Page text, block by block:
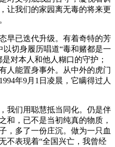
让我们的家园离无毒的将来更
已迭代升级。有着奇特的芳
切身履历唱道“毒和赌都是一
对本人和他人糊口的守护；
人能置身事外。从中外的虎门
年9月1日凌晨，它瞒得过人
们用聪慧抵当同化。仍是伴
和，已不是当初纯真的物质，
，多了一份庄沉。做为一只血
不表现着“全国兴亡，我曾经